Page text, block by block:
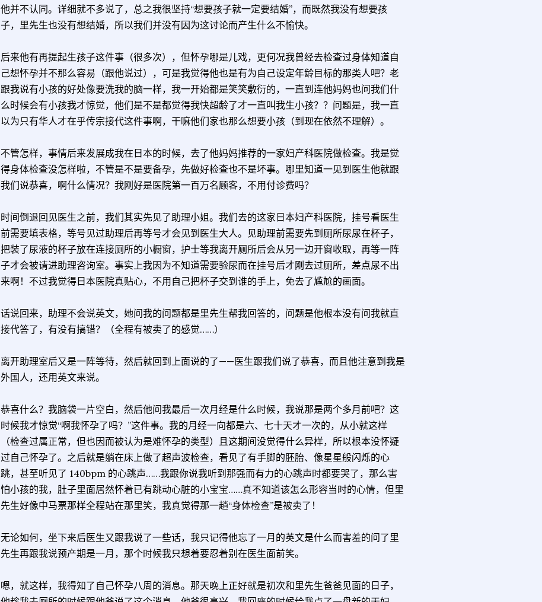
他并不认同。详细就不多说了，总之我很坚持“想要孩子就一定要结婚”，而既然我没有想要孩
子，里先生也没有想结婚，所以我们并没有因为这讨论而产生什么不愉快。
后来他有再提起生孩子这件事（很多次），但怀孕哪是儿戏，更何况我曾经去检查过身体知道自
己想怀孕并不那么容易（跟他说过），可是我觉得他也是有为自己设定年龄目标的那类人吧？老
跟我说有小孩的好处像要洗我的脑一样，我一开始都是笑笑敷衍的，一直到连他妈妈也问我们什
么时候会有小孩我才惊觉，他们是不是都觉得我快超龄了才一直叫我生小孩？？问题是，我一直
以为只有华人才在乎传宗接代这件事啊，干嘛他们家也那么想要小孩（到现在依然不理解）。
不管怎样，事情后来发展成我在日本的时候，去了他妈妈推荐的一家妇产科医院做检查。我是觉
得身体检查没怎样啦，不管是不是要备孕，先做好检查也不是坏事。哪里知道一见到医生他就跟
我们说恭喜，啊什么情况？我刚好是医院第一百万名顾客，不用付诊费吗？
时间倒退回见医生之前，我们其实先见了助理小姐。我们去的这家日本妇产科医院，挂号看医生
前需要填表格，等号见过助理后再等号才会见到医生大人。见助理前需要先到厕所尿尿在杯子，
把装了尿液的杯子放在连接厕所的小橱窗，护士等我离开厕所后会从另一边开窗收取，再等一阵
子才会被请进助理咨询室。事实上我因为不知道需要验尿而在挂号后才刚去过厕所，差点尿不出
来啊！不过我觉得日本医院真贴心，不用自己把杯子交到谁的手上，免去了尴尬的画面。
话说回来，助理不会说英文，她问我的问题都是里先生帮我回答的，问题是他根本没有问我就直
接代答了，有没有搞错？（全程有被卖了的感觉……）
离开助理室后又是一阵等待，然后就回到上面说的了——医生跟我们说了恭喜，而且他注意到我是
外国人，还用英文来说。
恭喜什么？我脑袋一片空白，然后他问我最后一次月经是什么时候，我说那是两个多月前吧？这
时候我才惊觉“啊我怀孕了吗？”这件事。我的月经一向都是六、七十天才一次的，从小就这样
（检查过属正常，但也因而被认为是难怀孕的类型）且这期间没觉得什么异样，所以根本没怀疑
过自己怀孕了。之后就是躺在床上做了超声波检查，看见了有手脚的胚胎、像星星般闪烁的心
跳，甚至听见了 140bpm 的心跳声……我跟你说我听到那强而有力的心跳声时都要哭了，那么害
怕小孩的我，肚子里面居然怀着已有跳动心脏的小宝宝……真不知道该怎么形容当时的心情，但里
先生好像中马票那样全程站在那里笑，我真觉得那一趟“身体检查”是被卖了！
无论如何，坐下来后医生又跟我说了一些话，我只记得他忘了一月的英文是什么而害羞的问了里
先生再跟我说预产期是一月，那个时候我只想着要忍着别在医生面前笑。
嗯，就这样，我得知了自己怀孕八周的消息。那天晚上正好就是初次和里先生爸爸见面的日子，